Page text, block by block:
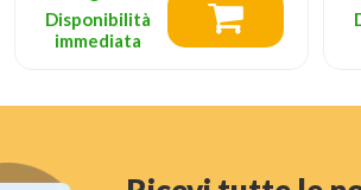
Disponibilità
immediata